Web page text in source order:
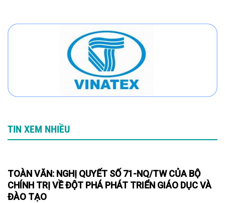
TIN XEM NHIỀU
TOÀN VĂN: NGHỊ QUYẾT SỐ 71-NQ/TW CỦA BỘ
CHÍNH TRỊ VỀ ĐỘT PHÁ PHÁT TRIỂN GIÁO DỤC VÀ
ĐÀO TẠO